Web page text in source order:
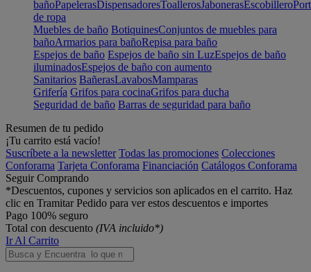
bañoPapelerasDispensadoresToallerosJabonerasEscobillero
de ropa
Muebles de baño BotiquinesConjuntos de muebles para
bañoArmarios para bañoRepisa para baño
Espejos de baño Espejos de baño sin LuzEspejos de baño
iluminadosEspejos de baño con aumento
Sanitarios BañerasLavabosMamparas
Grifería Grifos para cocinaGrifos para ducha
Seguridad de baño Barras de seguridad para baño
Resumen de tu pedido
¡Tu carrito está vacío!
Suscríbete a la newsletter Todas las promociones Colecciones
Conforama Tarjeta Conforama Financiación Catálogos Conforama
Seguir Comprando
*Descuentos, cupones y servicios son aplicados en el carrito. Haz
clic en Tramitar Pedido para ver estos descuentos e importes
Pago 100% seguro
Total con descuento (IVA incluido*)
Ir Al Carrito